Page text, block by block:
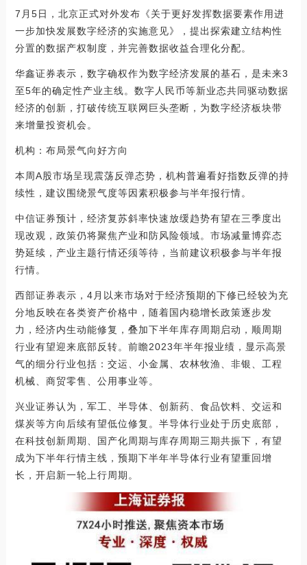
7月5日，北京正式对外发布《关于更好发挥数据要素作用进
一步加快发展数字经济的实施意见》，提出探索建立结构性
分置的数据产权制度，并完善数据收益合理化分配。
华鑫证券表示，数字确权作为数字经济发展的基石，是未来3
至5年的确定性产业主线。数字人民币等新业态共同驱动数据
经济的创新，打破传统互联网巨头垄断，为数字经济板块带
来增量投资机会。
机构：布局景气向好方向
本周A股市场呈现震荡反弹态势，机构普遍看好指数反弹的持
续性，建议围绕景气度等因素积极参与半年报行情。
中信证券预计，经济复苏斜率快速放缓趋势有望在三季度出
现改观，政策仍将聚焦产业和防风险领域。市场减量博弈态
势延续，产业主题行情还须等待，当前建议积极参与半年报
行情。
西部证券表示，4月以来市场对于经济预期的下修已经较为充
分地反映在各类资产价格中，随着国内稳增长政策逐步发
力，经济内生动能修复，叠加下半年库存周期启动，顺周期
行业有望迎来底部反转。前瞻2023年半年报业绩，显示高景
气的细分行业包括：交运、小金属、农林牧渔、非银、工程
机械、商贸零售、公用事业等。
兴业证券认为，军工、半导体、创新药、食品饮料、交运和
煤炭等方向后续有望低位修复。半导体行业处于历史底部，
在科技创新周期、国产化周期与库存周期三期共振下，有望
成为下半年行情主线，预期下半年半导体行业有望重回增
长，开启新一轮上行周期。